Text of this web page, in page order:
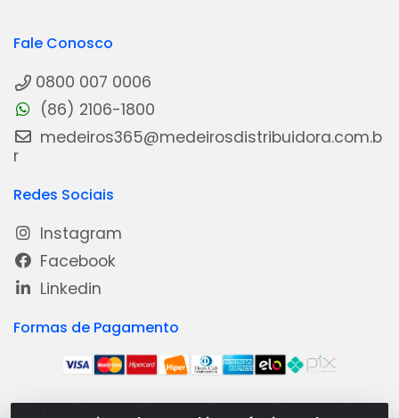
Fale Conosco
0800 007 0006
(86) 2106-1800
medeiros365@medeirosdistribuidora.com.b
r
Redes Sociais
Instagram
Facebook
Linkedin
Formas de Pagamento